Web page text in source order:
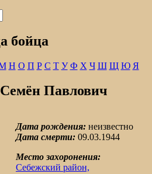
бойца
Н О П Р С Т У Ф Х Ч Ш Щ Ю Я
Павлович
Дата рождения: неизвестно
Дата смерти: 09.03.1944
Место захоронения:
Себежский район,